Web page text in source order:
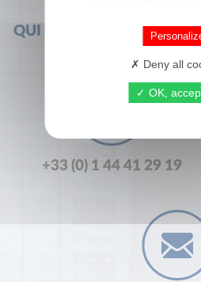
QUI SOMMES-NOUS ?
+33 (0) 1 44 41 29 19
Deny all
OK,